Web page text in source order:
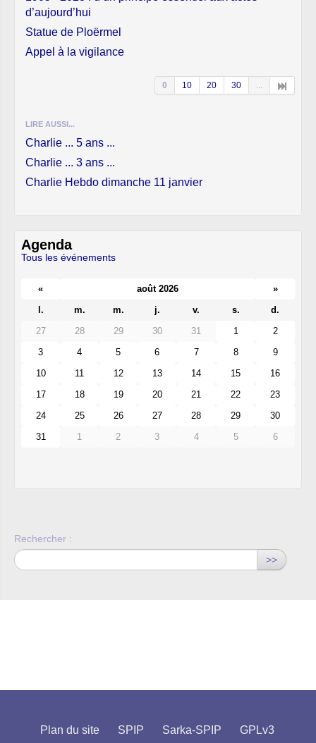
d’aujourd’hui
Statue de Ploërmel
Appel à la vigilance
0 10 20 30 ...
LIRE AUSSI...
Charlie ... 5 ans ...
Charlie ... 3 ans ...
Charlie Hebdo dimanche 11 janvier
Agenda
Tous les événements
« août 2026
»
l.
m. m. j. v. s.
d.
27
28 29 30 31 1
2
3
4 5 6 7 8
9
10
11 12 13 14 15
16
17
18 19 20 21 22
23
24
25 26 27 28 29
30
31
1 2 3 4 5 6
Rechercher :
>>
Plan du site SPIP Sarka-SPIP GPLv3